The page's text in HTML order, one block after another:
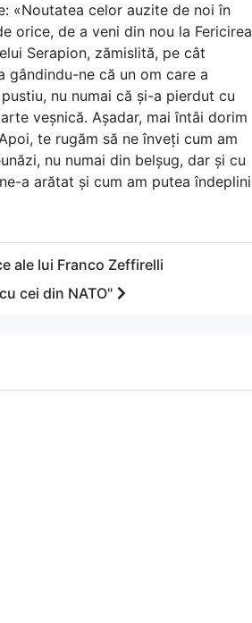
«Noutatea celor auzite de noi în
orice, de a veni din nou la Fericirea
Serapion, zămislită, pe cât
gândindu-ne că un om care a
nu numai că și-a pierdut cu
veșnică. Așadar, mai întâi dorim
te rugăm să ne înveți cum am
nu numai din belșug, dar și cu
a arătat și cum am putea îndeplini
ale lui Franco Zeffirelli
cei din NATO"